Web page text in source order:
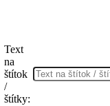
Text
na
štítok
/
štítky: